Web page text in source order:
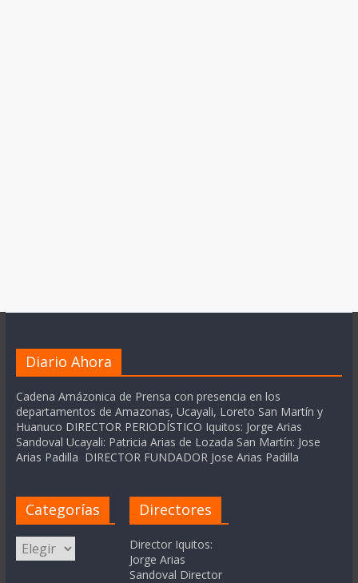
Diario Ahora
Cadena Amázonica de Prensa con presencia en los
departamentos de Amazonas, Ucayali, Loreto San Martín y
Huanuco DIRECTOR PERIODÍSTICO Iquitos: Jorge Arias
Sandoval Ucayali: Patricia Arias de Lozada San Martín: Jose
Arias Padilla DIRECTOR FUNDADOR Jose Arias Padilla
Categorías
Categorías
Directores
Director Iquitos:
Jorge Arias
Sandoval Director